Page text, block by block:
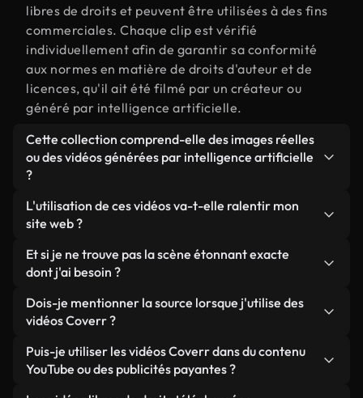
libres de droits et peuvent être utilisées à des fins
commerciales. Chaque clip est vérifié
individuellement afin de garantir sa conformité
aux normes en matière de droits d'auteur et de
licences, qu'il ait été filmé par un créateur ou
généré par intelligence artificielle.
Cette collection comprend-elle des images réelles
ou des vidéos générées par intelligence artificielle
?
Les deux. Il s'agit d'une bibliothèque hybride
composée de véritables images filmées par des
générées par IA. Chaque vidéo est clairement
identifiée afin que vous sachiez toujours ce que
vous utilisez.
L'utilisation de ces vidéos va-t-elle ralentir mon
site web ?
Sauf si vous choisissez nos versions optimisées.
Nous proposons des formats légers, prêts pour le
ils conservent une qualité élevée tout en
minimisant les temps de chargement et en
améliorant des indicateurs comme le LCP.
Et si je ne trouve pas la scène étonnant exacte
dont j'ai besoin ?
Vous pouvez en créer une instantanément avec
Coverr AI Studio. Il vous suffit de décrire la scène,
Studio générera en quelques secondes une vidéo
personnalisée conforme à nos normes de licence.
Dois-je mentionner la source lorsque j'utilise des
vidéos Coverr ?
Aucune attribution n'est requise. Toutes les vidéos
de notre bibliothèque sont libres de droits et
Puis-je utiliser les vidéos Coverr dans du contenu
YouTube ou des publicités payantes ?
Oui. Toutes les séquences vidéo de Coverr peuvent